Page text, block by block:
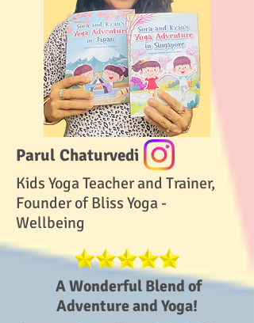
Parul Chaturvedi
Kids Yoga Teacher and Trainer,
Founder of Bliss Yoga -
Wellbeing
A Wonderful Blend of
Adventure and Yoga!